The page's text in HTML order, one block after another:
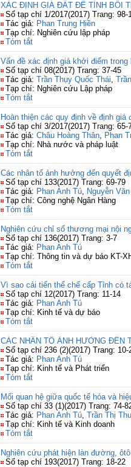
XÁC ĐỊNH GIÁ ĐẤT ĐỂ TÍNH BỒI
Số tạp chí 1/2017(2017) Trang: 98-
Tác giả: Phan Trung Hiền
Tạp chí: Nghiên cứu lập pháp
Tóm tắt
Vấn đề xác định giá khởi điểm
Số tạp chí 08(2017) Trang: 37-45
Tác giả: Trần Thụy Quốc Thái,
Tạp chí: Nghiên cứu Lập pháp
Tóm tắt
Hoàn thiện các quy định về định
Số tạp chí 3/2017(2017) Trang: 65-
Tác giả: Châu Hoàng Thân, Phan
Tạp chí: Nhà nước và pháp luật
Tóm tắt
Các nhân tố ảnh hưởng đến quyết
Số tạp chí 133(2017) Trang: 69-79
Tác giả: Phan Anh Tú, Nguyễn
Tạp chí: Công nghệ Ngân Hàng
Tóm tắt
Nghiên cứu chỉ số thương mại nội
Số tạp chí 136(2017) Trang: 3-7
Tác giả: Phan Anh Tú
Tạp chí: Thông tin và dự báo KT-
Tóm tắt
Vì sao cải tiến thể chế cấp Tỉnh có
Số tạp chí 12(2017) Trang: 11-14
Tác giả: Phan Anh Tú
Tạp chí: Kinh tế và dự báo
Tóm tắt
CÁC NHÂN TỐ ẢNH HƯỞNG ĐẾN
Số tạp chí 236 (2)(2017) Trang: 10-
Tác giả: Phan Anh Tú
Tạp chí: Kinh tế và Phát triển
Tóm tắt
Mối quan hệ giữa quốc tế hóa và
Số tạp chí 33 (1)(2017) Trang: 74-
Tác giả: Phan Anh Tú, Trần Thị
Tạp chí: Kinh tế và Kinh doanh
Tóm tắt
Nghiên cứu phát hiện làn đường,
Số tạp chí 193(2017) Trang: 18-22